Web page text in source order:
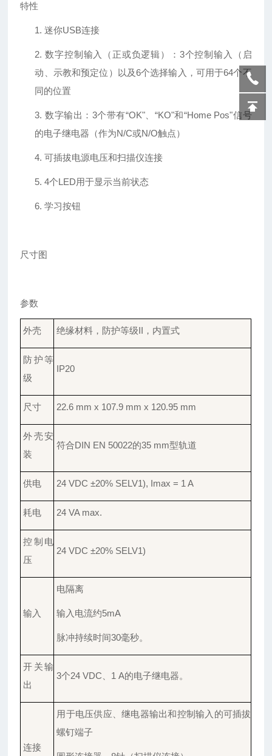
特性
1.迷你USB连接
2.数字控制输入（正或负逻辑）： 3个控制输入（启
动、示教和预定位）以及6个选择输入，可用于64个不
同的位置
3. 数字输出： 3个带有“OK"、“KO"和“Home Pos"信号
的电子继电器（作为N/C或N/O触点）
4.可插拔电源电压和扫描仪连接
5.4个LED用于显示当前状态
6.学习按钮
尺寸图
参数
外壳 绝缘材料，防护等级II，内置式
防护等
级
IP20
尺寸 22.6 mm x 107.9 mm x 120.95 mm
外壳安
装
符合DIN EN 50022的35 mm型轨道
供电 24 VDC ±20% SELV1), Imax = 1 A
耗电 24 VA max.
控制电
压
24 VDC ±20% SELV1)
输入
电隔离
输入电流约5mA
脉冲持续时间30毫秒。
开关输
出
3个24 VDC、1 A的电子继电器。
连接
用于电压供应、继电器输出和控制输入的可插拔
螺钉端子